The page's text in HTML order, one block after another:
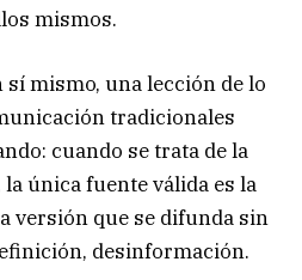
mismos.
mismo, una lección de lo
tradicionales
cuando se trata de la
única fuente válida es la
versión que se difunda sin
desinformación.